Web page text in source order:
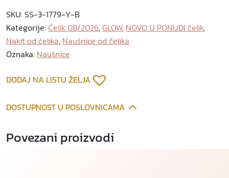
n
i
c
e
d
o
a
SKU: SS-3-1779-Y-B
Kategorije: Čelik 08/2026,GLOW, NOVO U PONUDI čelik,
Nakit od čelika, Naušnice od čelika
Oznaka: Naušnice
DODAJ NA LISTU ŽELJA
DOSTUPNOST U POSLOVNICAMA
Povezani proizvodi